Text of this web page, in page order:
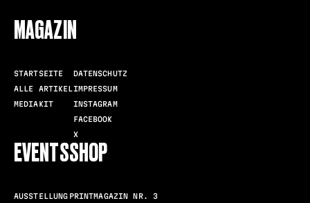
MAGAZIN
STARTSEITE
ALLE ARTIKEL
MEDIAKIT
DATENSCHUTZ
IMPRESSUM
INSTAGRAM
FACEBOOK
X
EVENTS
AUSSTELLUNG
SHOP
PRINTMAGAZIN NR. 3